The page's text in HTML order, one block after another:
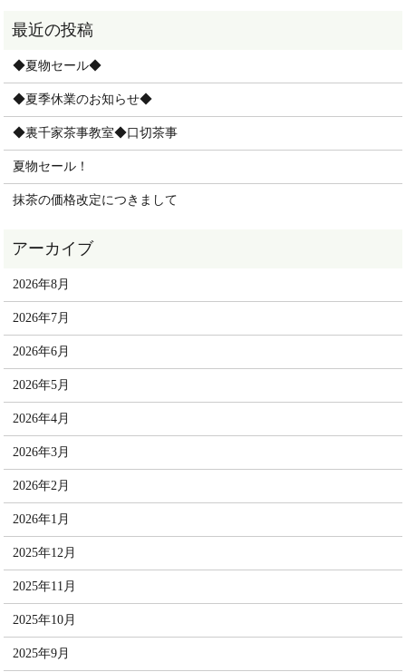
◆夏物セール◆
◆夏季休業のお知らせ◆
◆裏千家茶事教室◆口切茶事
夏物セール！
抹茶の価格改定につきまして
2026年8月
2026年7月
2026年6月
2026年5月
2026年4月
2026年3月
2026年2月
2026年1月
2025年12月
2025年11月
2025年10月
2025年9月